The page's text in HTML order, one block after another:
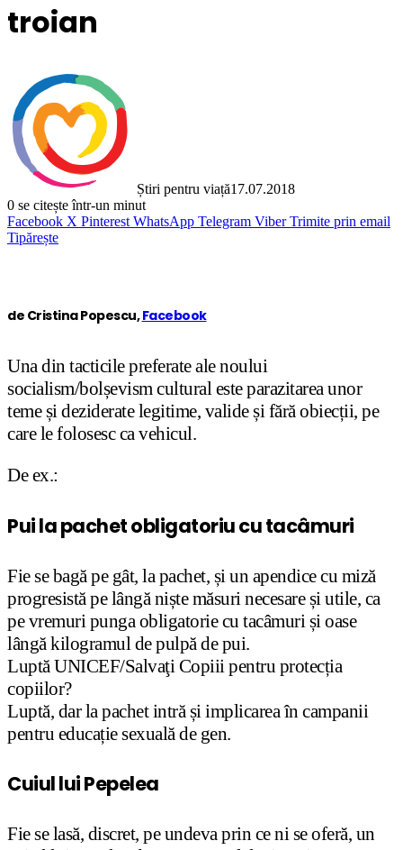
troian
Știri pentru viață17.07.2018
0 se citește într-un minut
Facebook X Pinterest WhatsApp Telegram Viber Trimite prin email
Tipărește
de Cristina Popescu,Facebook
Una din tacticile preferate ale noului
socialism/bolșevism cultural este parazitarea unor
teme și deziderate legitime, valide și fără obiecții, pe
care le folosesc ca vehicul.
De ex.:
Pui la pachet obligatoriu cu tacâmuri
Fie se bagă pe gât, la pachet, și un apendice cu miză
progresistă pe lângă niște măsuri necesare și utile, ca
pe vremuri punga obligatorie cu tacâmuri și oase
lângă kilogramul de pulpă de pui.
Luptă UNICEF/Salvaţi Copiii pentru protecția
copiilor?
Luptă, dar la pachet intră și implicarea în campanii
pentru educație sexuală de gen.
Cuiul lui Pepelea
Fie se lasă, discret, pe undeva prin ce ni se oferă, un